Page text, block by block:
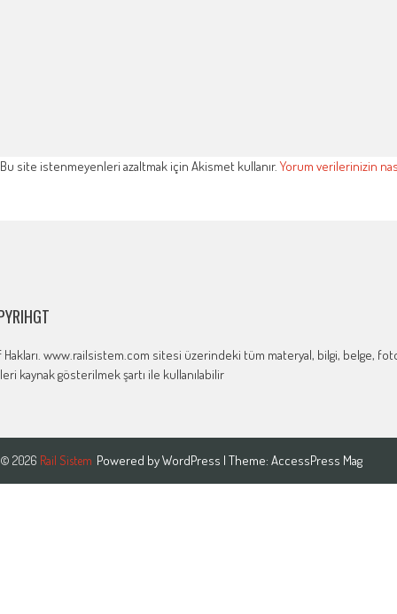
Bu site istenmeyenleri azaltmak için Akismet kullanır. Yorum verilerinizin
Hakları. www.railsistem.com sitesi üzerindeki tüm materyal, bilgi, belge,
kaynak gösterilmek şartı ile kullanılabilir
© 2026 Rail Sistem Powered byWordPress | Theme: AccessPress Mag